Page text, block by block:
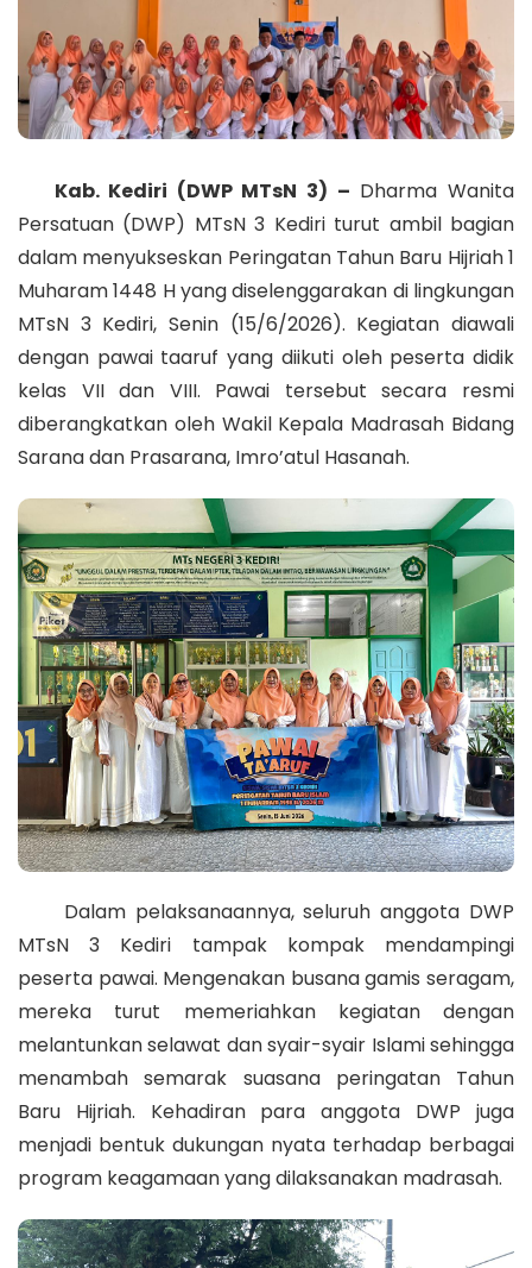
Kab. Kediri (DWP MTsN 3) – Dharma Wanita
Persatuan (DWP) MTsN 3 Kediri turut ambil bagian
dalam menyukseskan Peringatan Tahun Baru Hijriah 1
Muharam 1448 H yang diselenggarakan di lingkungan
MTsN 3 Kediri, Senin (15/6/2026). Kegiatan diawali
dengan pawai taaruf yang diikuti oleh peserta didik
kelas VII dan VIII. Pawai tersebut secara resmi
diberangkatkan oleh Wakil Kepala Madrasah Bidang
Sarana dan Prasarana, Imro’atul Hasanah.
Dalam pelaksanaannya, seluruh anggota DWP
MTsN 3 Kediri tampak kompak mendampingi
peserta pawai. Mengenakan busana gamis seragam,
mereka turut memeriahkan kegiatan dengan
melantunkan selawat dan syair-syair Islami sehingga
menambah semarak suasana peringatan Tahun
Baru Hijriah. Kehadiran para anggota DWP juga
menjadi bentuk dukungan nyata terhadap berbagai
program keagamaan yang dilaksanakan madrasah.